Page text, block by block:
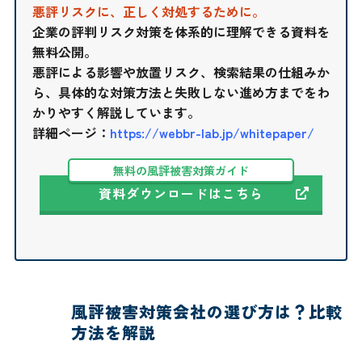
悪評リスクに、正しく対処するために。
企業の評判リスク対策を体系的に理解できる資料を
無料公開。
悪評による影響や放置リスク、検索結果の仕組みか
ら、具体的な対策方法と失敗しない進め方までをわ
かりやすく解説しています。
詳細ページ： https://webbr-lab.jp/whitepaper/
無料の風評被害対策ガイド
資料ダウンロードはこちら
風評被害対策会社の選び方は？比較
方法を解説